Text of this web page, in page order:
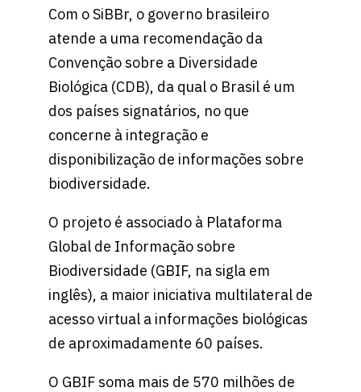
Com o SiBBr, o governo brasileiro
atende a uma recomendação da
Convenção sobre a Diversidade
Biológica (CDB), da qual o Brasil é um
dos países signatários, no que
concerne à integração e
disponibilização de informações sobre
biodiversidade.
O projeto é associado à Plataforma
Global de Informação sobre
Biodiversidade (GBIF, na sigla em
inglês), a maior iniciativa multilateral de
acesso virtual a informações biológicas
de aproximadamente 60 países.
O GBIF soma mais de 570 milhões de